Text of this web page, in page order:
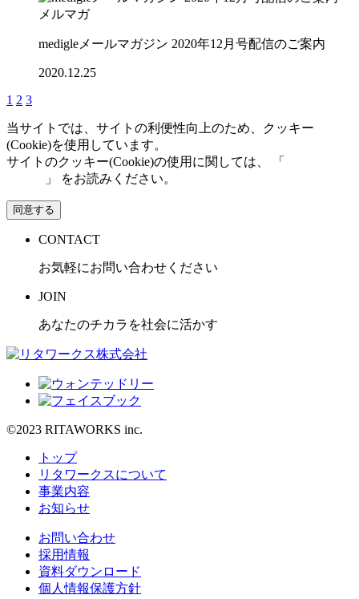
メルマガ
medigleメールマガジン 2020年12月号配信のご案内
2020.12.25
1 2 3
当サイトでは、サイトの利便性向上のため、クッキー
(Cookie)を使用しています。
サイトのクッキー(Cookie)の使用に関しては、 「
」 をお読みください。
同意する
CONTACT
お気軽にお問い合わせください
JOIN
あなたのチカラを社会に活かす
©2023 RITAWORKS inc.
トップ
リタワークスについて
事業内容
お知らせ
お問い合わせ
採用情報
資料ダウンロード
個人情報保護方針